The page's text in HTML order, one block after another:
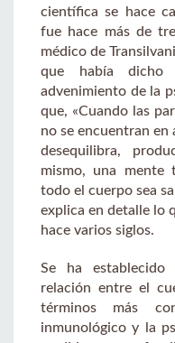
científica se hace
fue hace más de
médico de
que había dicho
advenimiento de la
que, «Cuando las
no se encuentran en
desequilibra,
mismo, una mente
todo el cuerpo sea
explica en detalle lo
hace varios siglos.
Se ha establecido
relación entre el
términos más
inmunológico y la